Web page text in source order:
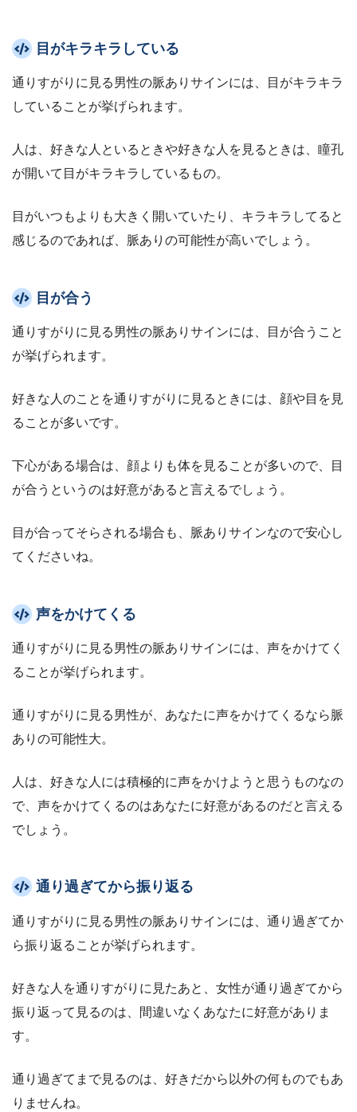
目がキラキラしている
通りすがりに見る男性の脈ありサインには、目がキラキラ
していることが挙げられます。
人は、好きな人といるときや好きな人を見るときは、瞳孔
が開いて目がキラキラしているもの。
目がいつもよりも大きく開いていたり、キラキラしてると
感じるのであれば、脈ありの可能性が高いでしょう。
目が合う
通りすがりに見る男性の脈ありサインには、目が合うこと
が挙げられます。
好きな人のことを通りすがりに見るときには、顔や目を見
ることが多いです。
下心がある場合は、顔よりも体を見ることが多いので、目
が合うというのは好意があると言えるでしょう。
目が合ってそらされる場合も、脈ありサインなので安心し
てくださいね。
声をかけてくる
通りすがりに見る男性の脈ありサインには、声をかけてく
ることが挙げられます。
通りすがりに見る男性が、あなたに声をかけてくるなら脈
ありの可能性大。
人は、好きな人には積極的に声をかけようと思うものなの
で、声をかけてくるのはあなたに好意があるのだと言える
でしょう。
通り過ぎてから振り返る
通りすがりに見る男性の脈ありサインには、通り過ぎてか
ら振り返ることが挙げられます。
好きな人を通りすがりに見たあと、女性が通り過ぎてから
振り返って見るのは、間違いなくあなたに好意がありま
す。
通り過ぎてまで見るのは、好きだから以外の何ものでもあ
りませんね。